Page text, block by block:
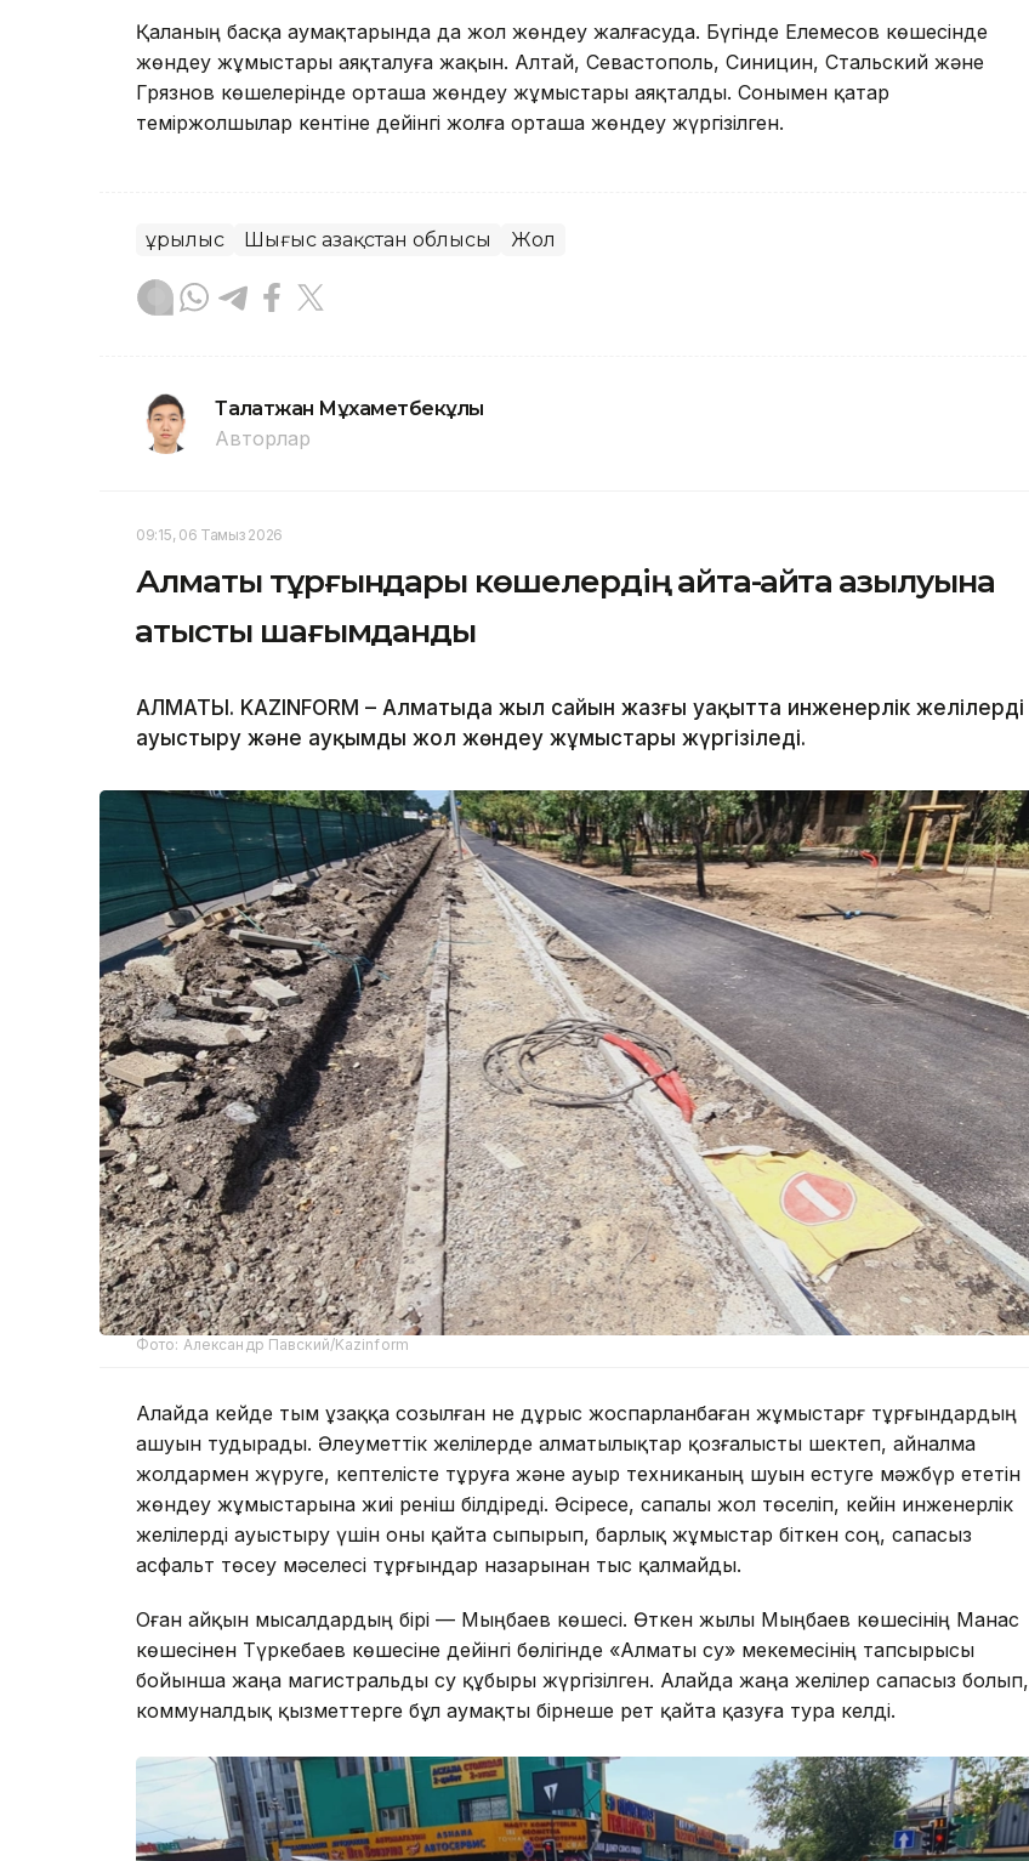
Қаланың басқа аумақтарында да жол жөндеу жалғасуда. Бүгінде Елемесов көшесінде
жөндеу жұмыстары аяқталуға жақын. Алтай, Севастополь, Синицин, Стальский және
Грязнов көшелерінде орташа жөндеу жұмыстары аяқталды. Сонымен қатар
теміржолшылар кентіне дейінгі жолға орташа жөндеу жүргізілген.
Құрылыс Шығыс Қазақстан облысы Жол
Талғатжан Мұхаметбекұлы
Авторлар
09:15, 06 Тамыз 2026
Алматы тұрғындары көшелердің қайта-қайта қазылуына
қатысты шағымданды
АЛМАТЫ. KAZINFORM – Алматыда жыл сайын жазғы уақытта инженерлік желілерді
ауыстыру және ауқымды жол жөндеу жұмыстары жүргізіледі.
Фото: Александр Павский/Kazinform
Алайда кейде тым ұзаққа созылған не дұрыс жоспарланбаған жұмыстарғ тұрғындардың
ашуын тудырады. Әлеуметтік желілерде алматылықтар қозғалысты шектеп, айналма
жолдармен жүруге, кептелісте тұруға және ауыр техниканың шуын естуге мәжбүр ететін
жөндеу жұмыстарына жиі реніш білдіреді. Әсіресе, сапалы жол төселіп, кейін инженерлік
желілерді ауыстыру үшін оны қайта сыпырып, барлық жұмыстар біткен соң, сапасыз
асфальт төсеу мәселесі тұрғындар назарынан тыс қалмайды.
Оған айқын мысалдардың бірі — Мыңбаев көшесі. Өткен жылы Мыңбаев көшесінің Манас
көшесінен Түркебаев көшесіне дейінгі бөлігінде «Алматы су» мекемесінің тапсырысы
бойынша жаңа магистральды су құбыры жүргізілген. Алайда жаңа желілер сапасыз болып,
коммуналдық қызметтерге бұл аумақты бірнеше рет қайта қазуға тура келді.